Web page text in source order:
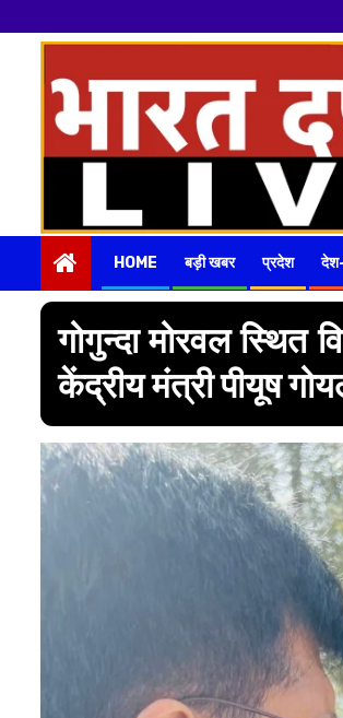
content
HOME बड़ी खबर प्रदेश
गोगुन्दा मोरवल स्थित
केंद्रीय मंत्री पीयूष